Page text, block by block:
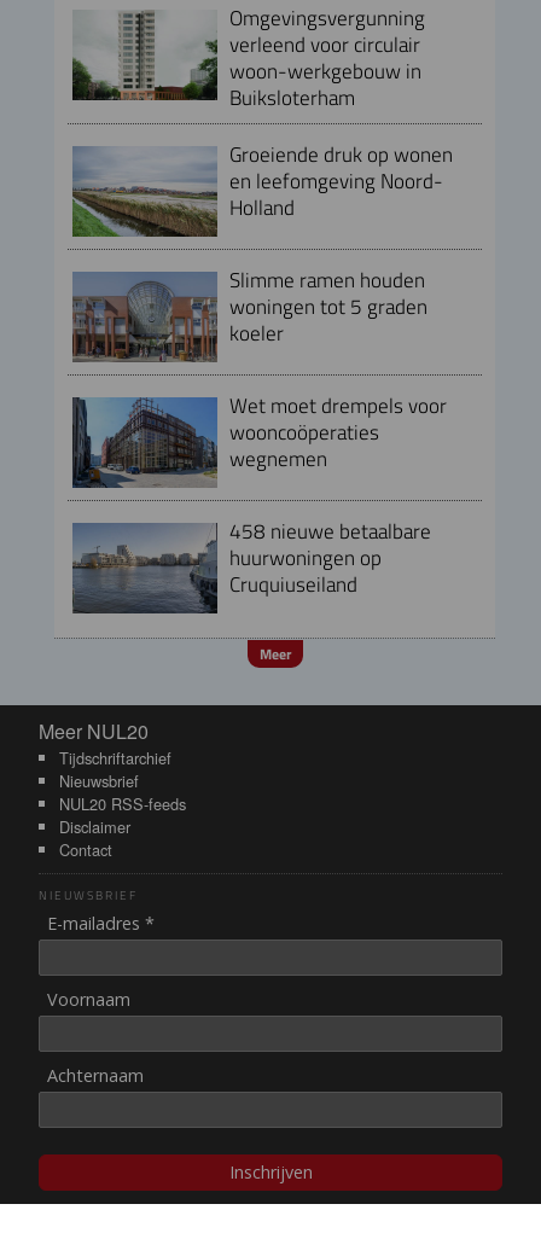
Omgevingsvergunning
verleend voor circulair
woon-werkgebouw in
Buiksloterham
Groeiende druk op wonen
en leefomgeving Noord-
Holland
Slimme ramen houden
woningen tot 5 graden
koeler
Wet moet drempels voor
wooncoöperaties
wegnemen
458 nieuwe betaalbare
huurwoningen op
Cruquiuseiland
Meer
Meer NUL20
Meer NUL20
Tijdschriftarchief
Nieuwsbrief
NUL20 RSS-feeds
Disclaimer
Contact
NIEUWSBRIEF
E-mailadres *
Voornaam
Achternaam
Inschrijven